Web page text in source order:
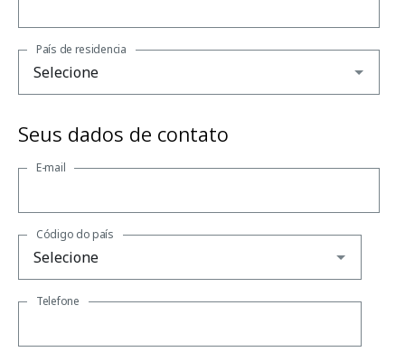
País de residencia
Seus dados de contato
E-mail
Código do país
Telefone